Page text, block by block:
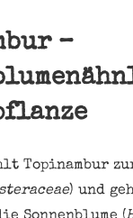
–
Topinambur
) und